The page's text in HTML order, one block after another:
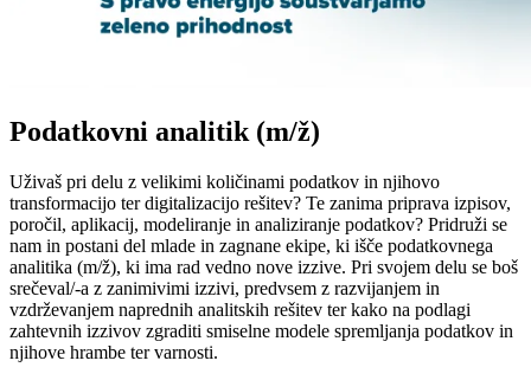
Podatkovni analitik (m/ž)
Uživaš pri delu z velikimi količinami podatkov in njihovo
transformacijo ter digitalizacijo rešitev? Te zanima priprava izpisov,
poročil, aplikacij, modeliranje in analiziranje podatkov? Pridruži se
nam in postani del mlade in zagnane ekipe, ki išče podatkovnega
analitika (m/ž), ki ima rad vedno nove izzive. Pri svojem delu se boš
srečeval/-a z zanimivimi izzivi, predvsem z razvijanjem in
vzdrževanjem naprednih analitskih rešitev ter kako na podlagi
zahtevnih izzivov zgraditi smiselne modele spremljanja podatkov in
njihove hrambe ter varnosti.